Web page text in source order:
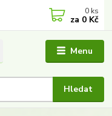
Menu
Hledat
0 ks
za 0 Kč